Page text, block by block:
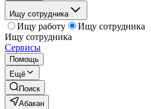
Ищу сотрудника
Ищу работу
Ищу сотрудника
Ищу сотрудника
Сервисы
Помощь
Ещё
Поиск
Абакан